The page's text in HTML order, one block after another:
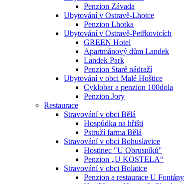
Penzion Závada
Ubytování v Ostravě-Lhotce
Penzion Lhotka
Ubytování v Ostravě-Petřkovicích
GREEN Hotel
Apartmánový dům Landek
Landek Park
Penzion Staré nádraží
Ubytování v obci Malé Hoštice
Cyklobar a penzion 100dola
Penzion Jory
Restaurace
Stravování v obci Bělá
Hospůdka na hřišti
Pstruží farma Bělá
Stravování v obci Bohuslavice
Hostinec "U Obrusníků"
Penzion „U KOSTELA“
Stravování v obci Bolatice
Penzion a restaurace U Fontány